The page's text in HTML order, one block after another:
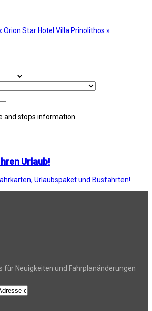
Orion Star Hotel Villa Prinolithos »
and stops information
Urlaub!
Urlaubspaket und Busfahrten!
für Neuigkeiten und Fahrplanänderungen